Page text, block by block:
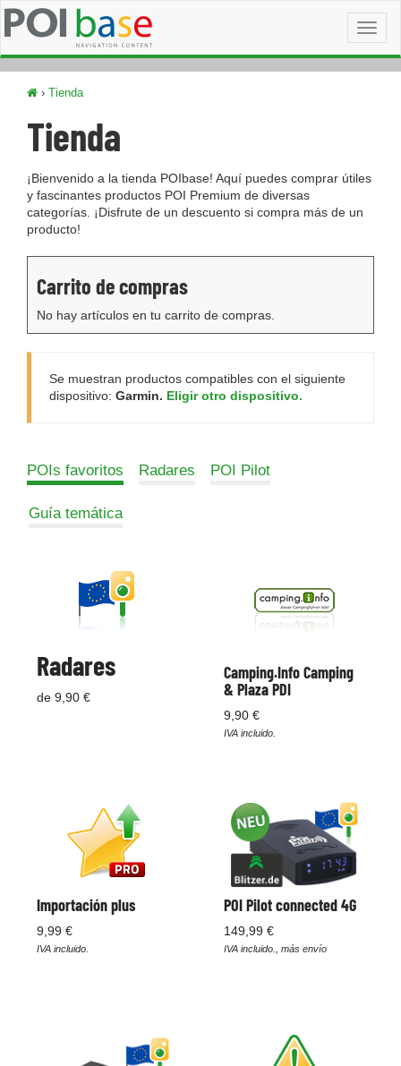
› Tienda
Tienda
¡Bienvenido a la tienda POIbase! Aquí puedes comprar útiles
y fascinantes productos POI Premium de diversas
categorías. ¡Disfrute de un descuento si compra más de un
producto!
Carrito de compras
No hay artículos en tu carrito de compras.
Se muestran productos compatibles con el siguiente
dispositivo: Garmin. Eligir otro dispositivo.
POIs favoritos Radares POI Pilot
Guía temática
Radares
de 9,90 €
Camping.Info Camping
& Plaza PDI
9,90 €
IVA incluido.
Importación plus
9,99 €
IVA incluido.
POI Pilot connected 4G
149,99 €
IVA incluido., más envío